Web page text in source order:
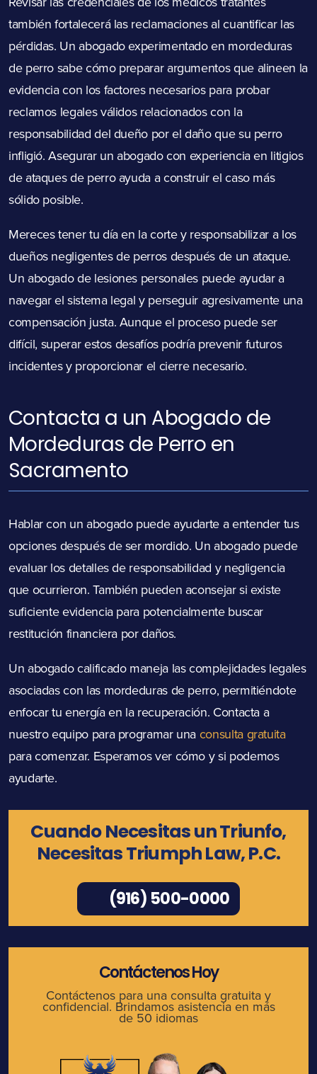
también fortalecerá las reclamaciones al cuantificar las
pérdidas. Un abogado experimentado en mordeduras
de perro sabe cómo preparar argumentos que alineen la
evidencia con los factores necesarios para probar
reclamos legales válidos relacionados con la
responsabilidad del dueño por el daño que su perro
infligió. Asegurar un abogado con experiencia en litigios
de ataques de perro ayuda a construir el caso más
sólido posible.
Mereces tener tu día en la corte y responsabilizar a los
dueños negligentes de perros después de un ataque.
Un abogado de lesiones personales puede ayudar a
navegar el sistema legal y perseguir agresivamente una
compensación justa. Aunque el proceso puede ser
difícil, superar estos desafíos podría prevenir futuros
incidentes y proporcionar el cierre necesario.
Contacta a un Abogado de
Mordeduras de Perro en
Sacramento
Hablar con un abogado puede ayudarte a entender tus
opciones después de ser mordido. Un abogado puede
evaluar los detalles de responsabilidad y negligencia
que ocurrieron. También pueden aconsejar si existe
suficiente evidencia para potencialmente buscar
restitución financiera por daños.
Un abogado calificado maneja las complejidades legales
asociadas con las mordeduras de perro, permitiéndote
enfocar tu energía en la recuperación. Contacta a
nuestro equipo para programar una consulta gratuita
para comenzar. Esperamos ver cómo y si podemos
ayudarte.
Cuando Necesitas un Triunfo,
Necesitas Triumph Law, P.C.
(916) 500-0000
Contáctenos Hoy
Contáctenos para una consulta gratuita y
confidencial. Brindamos asistencia en más
de 50 idiomas